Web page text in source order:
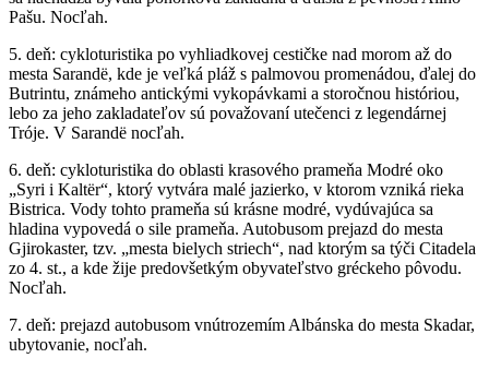
Pašu. Nocľah.
5. deň: cykloturistika po vyhliadkovej cestičke nad morom až do
mesta Sarandë, kde je veľká pláž s palmovou promenádou, ďalej do
Butrintu, známeho antickými vykopávkami a storočnou históriou,
lebo za jeho zakladateľov sú považovaní utečenci z legendárnej
Tróje. V Sarandë nocľah.
6. deň: cykloturistika do oblasti krasového prameňa Modré oko
„Syri i Kaltër“, ktorý vytvára malé jazierko, v ktorom vzniká rieka
Bistrica. Vody tohto prameňa sú krásne modré, vydúvajúca sa
hladina vypovedá o sile prameňa. Autobusom prejazd do mesta
Gjirokaster, tzv. „mesta bielych striech“, nad ktorým sa týči Citadela
zo 4. st., a kde žije predovšetkým obyvateľstvo gréckeho pôvodu.
Nocľah.
7. deň: prejazd autobusom vnútrozemím Albánska do mesta Skadar,
ubytovanie, nocľah.